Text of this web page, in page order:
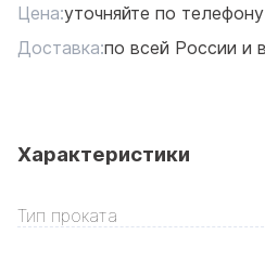
Цена:уточняйте по телефону
Доставка:по всей России и
Характеристики
Тип проката